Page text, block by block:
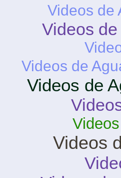
Videos de
Videos
Videos de
Videos de
Videos